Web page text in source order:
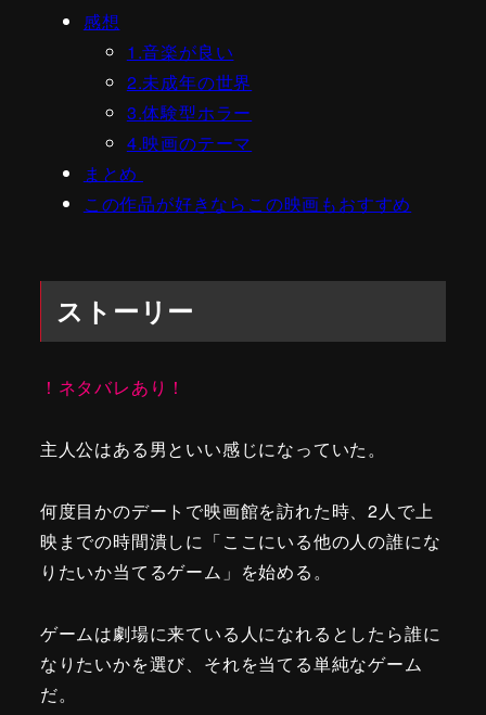
感想
1.音楽が良い
2.未成年の世界
3.体験型ホラー
4.映画のテーマ
まとめ
この作品が好きならこの映画もおすすめ
ストーリー
！ネタバレあり！
主人公はある男といい感じになっていた。
何度目かのデートで映画館を訪れた時、2人で上
映までの時間潰しに「ここにいる他の人の誰にな
りたいか当てるゲーム」を始める。
ゲームは劇場に来ている人になれるとしたら誰に
なりたいかを選び、それを当てる単純なゲーム
だ。